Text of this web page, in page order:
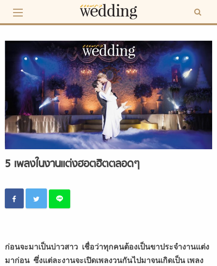
content
5 เพลงในงานแต่งฮอตฮิตตลอดๆ
ก่อนจะมาเป็นบ่าวสาว เชื่อว่าทุกคนต้องเป็นขาประจำงานแต่ง
มาก่อน ซึ่งแต่ละงานจะเปิดเพลงวนกันไปมาจนเกิดเป็น เพลง